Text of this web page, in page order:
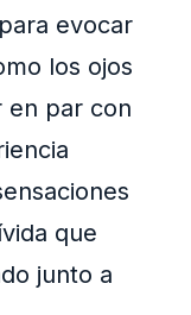
evocar
los ojos
en par con
que
junto a